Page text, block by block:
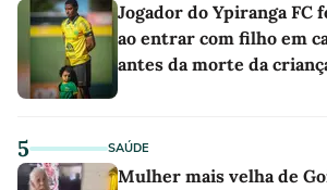
Jogador do Ypiranga FC
ao entrar com filho em
antes da morte da
5 SAÚDE
Mulher mais velha de